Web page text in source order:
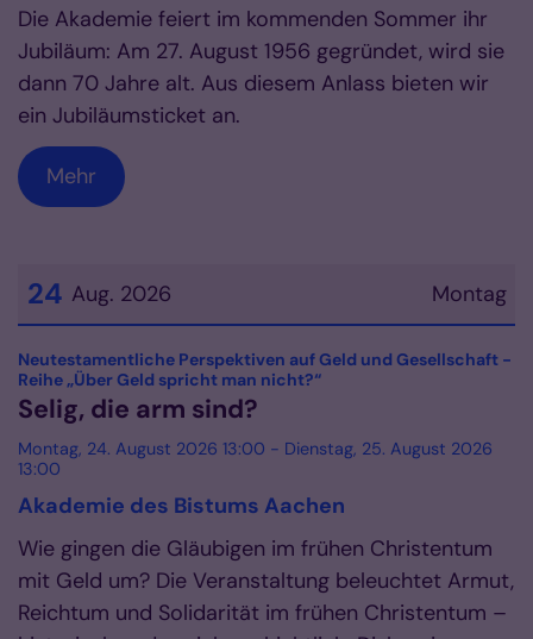
Die Akademie feiert im kommenden Sommer ihr
Jubiläum: Am 27. August 1956 gegründet, wird sie
dann 70 Jahre alt. Aus diesem Anlass bieten wir
ein Jubiläumsticket an.
Mehr
Montag
24 Aug. 2026
Datum: 24. August 2026
Neutestamentliche Perspektiven auf Geld und Gesellschaft -
Reihe „Über Geld spricht man nicht?“:
Selig, die arm sind?
Montag, 24. August 2026 13:00 - Dienstag, 25. August 2026
13:00
Akademie des Bistums Aachen
Wie gingen die Gläubigen im frühen Christentum
mit Geld um? Die Veranstaltung beleuchtet Armut,
Reichtum und Solidarität im frühen Christentum –